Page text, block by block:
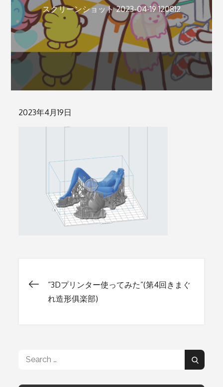
スクリーンショット 2023-04-19 120812
Posted
2023年4月19日
投
ナ
“3Dプリンター使ってみた”(第4回きまぐ
れ造形俱楽部)
Search
Search